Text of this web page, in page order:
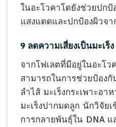
ในอะโวคาโดยังช่วยปกป้
แสงแดดและปกป้องผิวจา
9 ลดความเสี่ยงเป็นมะเร็ง
จากโฟเลตที่มีอยู่ในอะโ
สามารถในการช่วยป้องกั
ลำไส้ มะเร็งกระเพาะอา
มะเร็งปากมดลูก นักวิจัย
การกลายพันธุ์ใน DNA แ